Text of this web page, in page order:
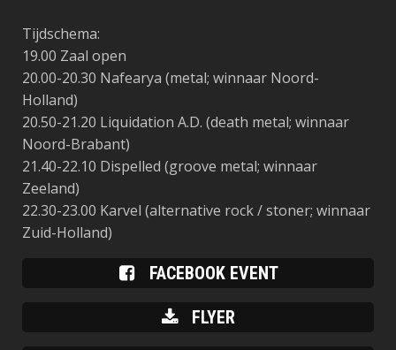
Tijdschema:
19.00 Zaal open
20.00-20.30 Nafearya (metal; winnaar Noord-
Holland)
20.50-21.20 Liquidation A.D. (death metal; winnaar
Noord-Brabant)
21.40-22.10 Dispelled (groove metal; winnaar
Zeeland)
22.30-23.00 Karvel (alternative rock / stoner; winnaar
Zuid-Holland)
FACEBOOK EVENT
FLYER